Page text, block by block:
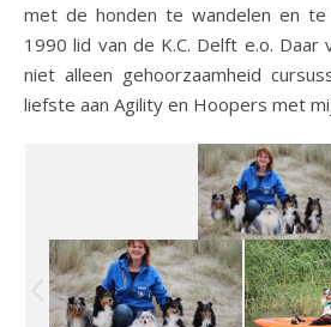
met de honden te wandelen en
1990 lid van de K.C. Delft e.o. Daar
niet alleen gehoorzaamheid
liefste aan Agility en Hoopers met